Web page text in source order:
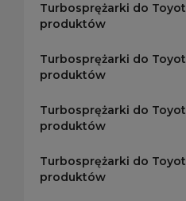
Turbosprężarki do
produktów
Turbosprężarki do
produktów
Turbosprężarki do
produktów
Turbosprężarki do
produktów